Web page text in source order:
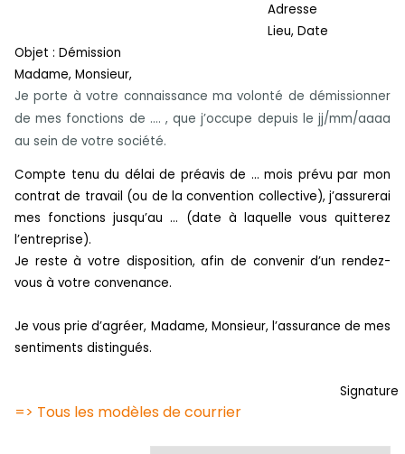
Adresse
Lieu, Date
Objet : Démission
Madame, Monsieur,
Je porte à votre connaissance ma volonté de démissionner
de mes fonctions de …. , que j’occupe depuis le jj/mm/aaaa
au sein de votre société.
Compte tenu du délai de préavis de … mois prévu par mon
contrat de travail (ou de la convention collective), j’assurerai
mes fonctions jusqu’au … (date à laquelle vous quitterez
l’entreprise).
Je reste à votre disposition, afin de convenir d’un rendez-
vous à votre convenance.
Je vous prie d’agréer, Madame, Monsieur, l’assurance de mes
sentiments distingués.
Signature
=> Tous les modèles de courrier